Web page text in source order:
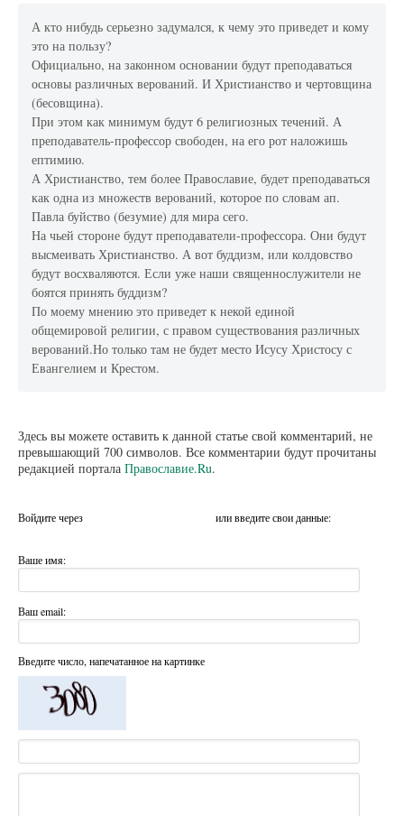
А кто нибудь серьезно задумался, к чему это приведет и кому
это на пользу?
Официально, на законном основании будут преподаваться
основы различных верований. И Христианство и чертовщина
(бесовщина).
При этом как минимум будут 6 религиозных течений. А
преподаватель-профессор свободен, на его рот наложишь
ептимию.
А Христианство, тем более Православие, будет преподаваться
как одна из множеств верований, которое по словам ап.
Павла буйство (безумие) для мира сего.
На чьей стороне будут преподаватели-профессора. Они будут
высмеивать Христианство. А вот буддизм, или колдовство
будут восхваляются. Если уже наши священнослужители не
боятся принять буддизм?
По моему мнению это приведет к некой единой
общемировой религии, с правом существования различных
верований.Но только там не будет место Исусу Христосу с
Евангелием и Крестом.
Здесь вы можете оставить к данной статье свой комментарий, не
превышающий 700 символов. Все комментарии будут прочитаны
редакцией портала Православие.Ru.
Войдите через или введите свои данные:
Ваше имя:
Ваш email:
Введите число, напечатанное на картинке